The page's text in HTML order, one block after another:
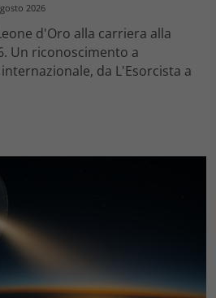
2026
d'Oro alla carriera alla
Un riconoscimento a
da L'Esorcista a